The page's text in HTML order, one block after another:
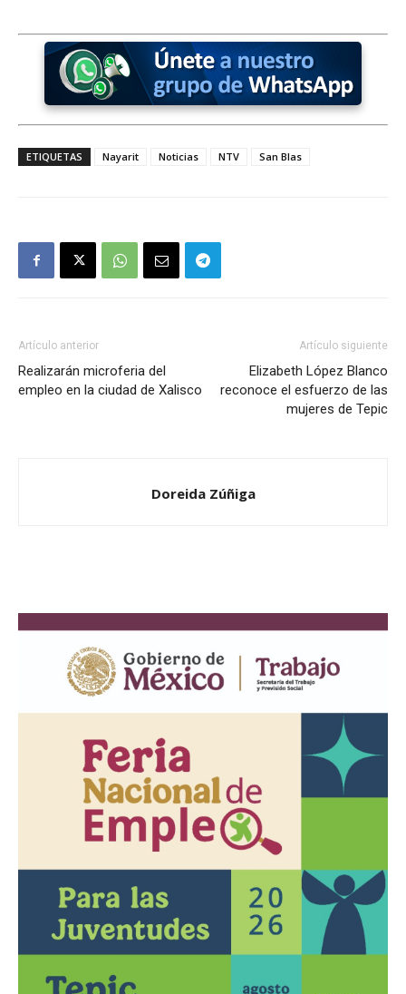
ETIQUETAS Nayarit Noticias NTV San Blas
Artículo anterior
Realizarán microferia del
empleo en la ciudad de Xalisco
Artículo siguiente
Elizabeth López Blanco
reconoce el esfuerzo de las
mujeres de Tepic
Doreida Zúñiga